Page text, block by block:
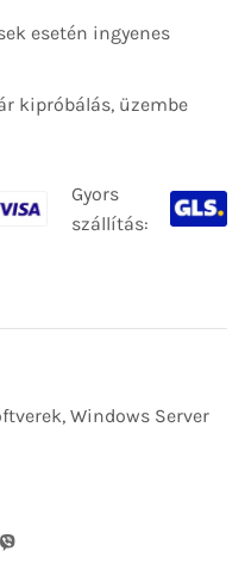
esetén ingyenes
kipróbálás, üzembe
Gyors
szállítás:
, Windows Server